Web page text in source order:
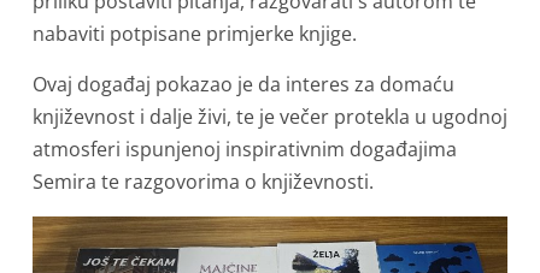
nabaviti potpisane primjerke knjige.
Ovaj događaj pokazao je da interes za domaću
književnost i dalje živi, te je večer protekla u ugodnoj
atmosferi ispunjenoj inspirativnim događajima
Semira te razgovorima o književnosti.